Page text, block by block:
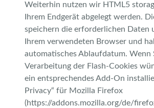
Weiterhin nutzen wir HTML5
Ihrem Endgerät abgelegt werden.
speichern die erforderlichen Daten
Ihrem verwendeten Browser und
automatisches Ablaufdatum. Wenn
Verarbeitung der Flash-Cookies
ein entsprechendes Add-On
Privacy“ für Mozilla Firefox
(https://addons.mozilla.org/de/